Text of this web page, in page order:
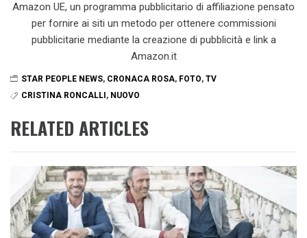
Amazon UE, un programma pubblicitario di affiliazione pensato
per fornire ai siti un metodo per ottenere commissioni
pubblicitarie mediante la creazione di pubblicità e link a
Amazon.it
STAR PEOPLE NEWS, CRONACA ROSA, FOTO, TV
CRISTINA RONCALLI, NUOVO
RELATED ARTICLES